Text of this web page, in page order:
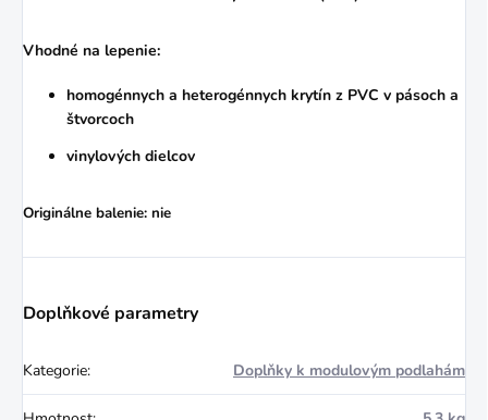
Vhodné na lepenie:
homogénnych a heterogénnych krytín z PVC v pásoch a
štvorcoch
vinylových dielcov
Originálne balenie: nie
Doplňkové parametry
Kategorie: Doplňky k modulovým podlahám